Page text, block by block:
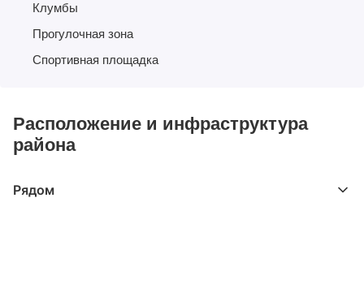
Клумбы
Прогулочная зона
Спортивная площадка
Расположение и инфраструктура
района
Рядом